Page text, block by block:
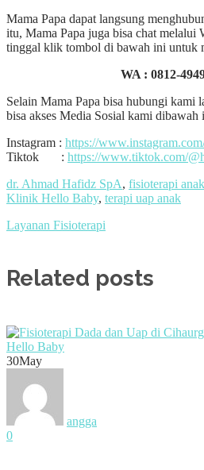
Mama Papa dapat langsung
itu, Mama Papa juga bisa chat melalui
tinggal klik tombol di bawah ini untuk
WA : 0812-
Selain Mama Papa bisa hubungi kami
bisa akses Media Sosial kami dibawah
Instagram : https://
Tiktok : https://www.tiktok.com/
dr. Ahmad Hafidz SpA, fisioterapi anak
Klinik Hello Baby, terapi uap anak
Layanan Fisioterapi
Related posts
30May
angga
0